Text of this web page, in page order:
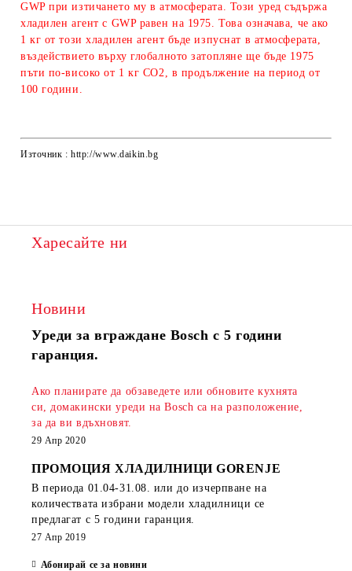
GWP при изтичането му в атмосферата. Този уред съдържа
хладилен агент с GWP равeн на 1975. Това означава, че ако
1 кг от този хладилен агент бъде изпуснат в атмосферата,
въздействието върху глобалното затопляне ще бъде 1975
пъти по-високо от 1 кг CO2, в продължение на период от
100 години.
Източник : http://www.daikin.bg
Харесайте ни
Новини
Уреди за вграждане Bosch с 5 години
гаранция.
Ако планирате да обзаведете или обновите кухнята
си, домакински уреди на Bosch са на разположение,
за да ви вдъхновят.
29 Апр 2020
ПРОМОЦИЯ ХЛАДИЛНИЦИ GORENJE
В периода 01.04-31.08.
или до изчерпване на
количествата избрани модели хладилници се
предлагат с 5 години гаранция.
27 Апр 2019
Абонирай се за новини